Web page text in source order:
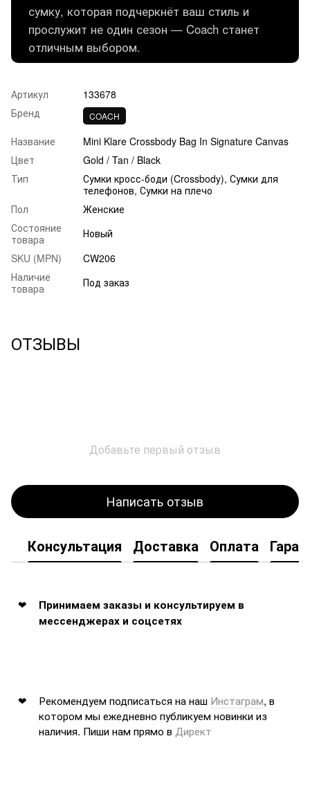
сумку, которая подчеркнёт ваш стиль и
прослужит не один сезон — Coach станет
отличным выбором.
Артикул
133678
Бренд
COACH
Название
Mini Klare Crossbody Bag In Signature Canvas
Цвет
Gold / Tan / Black
Тип
Сумки кросс-боди (Crossbody), Сумки для
телефонов, Сумки на плечо
Пол
Женские
Состояние
товара
Новый
SKU (MPN)
CW206
Наличие
товара
Под заказ
ОТЗЫВЫ
Добавьте первый отзыв
Написать отзыв
Консультация Доставка Оплата
Принимаем заказы и консультируем в
мессенджерах и соцсетях
Рекомендуем подписаться на наш Инстаграм, в
котором мы ежедневно публикуем новинки из
наличия. Пиши нам прямо в Директ